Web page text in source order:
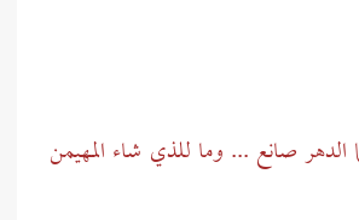
الدهر صانع ... وما للذي شاء المهيمن